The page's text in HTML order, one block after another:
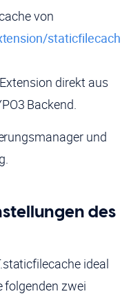
von
staticfilecach
direkt aus
Backend.
und
des
ideal
folgenden zwei